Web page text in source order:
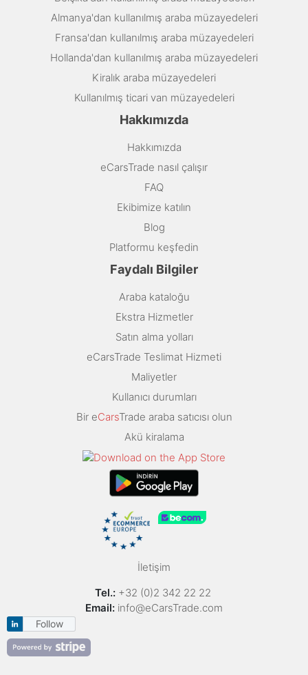
Almanya'dan kullanılmış araba müzayedeleri
Fransa'dan kullanılmış araba müzayedeleri
Hollanda'dan kullanılmış araba müzayedeleri
Kiralık araba müzayedeleri
Kullanılmış ticari van müzayedeleri
Hakkımızda
Hakkımızda
eCarsTrade nasıl çalışır
FAQ
Ekibimize katılın
Blog
Platformu keşfedin
Faydalı Bilgiler
Araba kataloğu
Ekstra Hizmetler
Satın alma yolları
eCarsTrade Teslimat Hizmeti
Maliyetler
Kullanıcı durumları
Bir eCarsTrade araba satıcısı olun
Akü kiralama
İletişim
Tel.: +32 (0)2 342 22 22
Email: info@eCarsTrade.com
Follow